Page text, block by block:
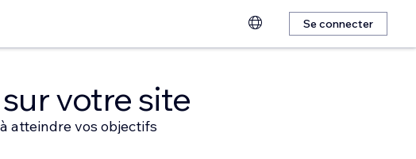
Se connecter
votre site
atteindre vos objectifs